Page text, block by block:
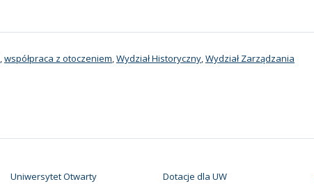
,współpraca z otoczeniem,Wydział Historyczny,Wydział Zarządzania
Uniwersytet Otwarty
Dotacje dla UW